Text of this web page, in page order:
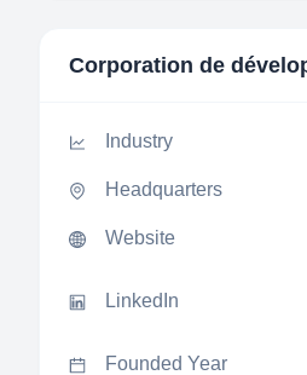
Corporation de
Industry
Headquarters
Website
LinkedIn
Founded Year